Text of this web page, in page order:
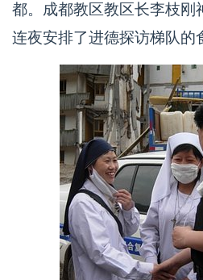
都。成都教区教区长李枝刚
连夜安排了进德探访梯队的